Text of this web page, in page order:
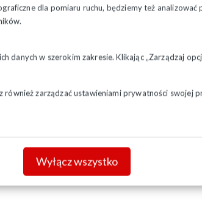
dla pomiaru ruchu, będziemy też
danych w szerokim zakresie. Klikając „Zarządzaj
również zarządzać ustawieniami prywatności swojej
Wyłącz wszystko